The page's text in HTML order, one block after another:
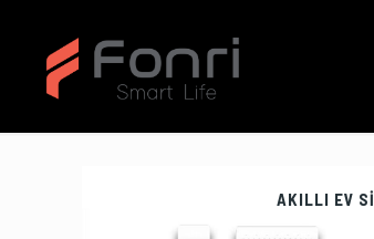
AKILLI EV